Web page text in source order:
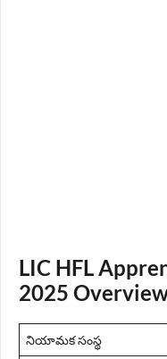
LIC HFL
2025
నియామక సంస్థ